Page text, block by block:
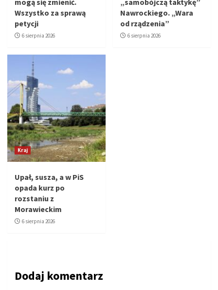
Wszystko za sprawą
petycji
6 sierpnia 2026
Nawrockiego. „Wara
od rządzenia”
6 sierpnia 2026
Kraj
Upał, susza, a w PiS
opada kurz po
rozstaniu z
Morawieckim
6 sierpnia 2026
Dodaj komentarz